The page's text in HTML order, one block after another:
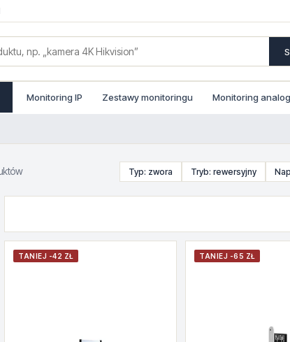
Monitoring IP Zestawy monitoringu Monitoring
Typ: zwora Tryb: rewersyjny
TANIEJ -42 ZŁ TANIEJ -65 ZŁ